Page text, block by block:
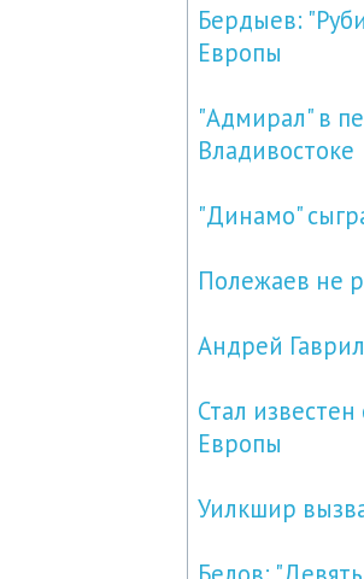
Бердыев:
Европы
"Адмирал" в
Владивостоке
"Динамо"
Полежаев не
Андрей
Стал
Европы
Уилкшир